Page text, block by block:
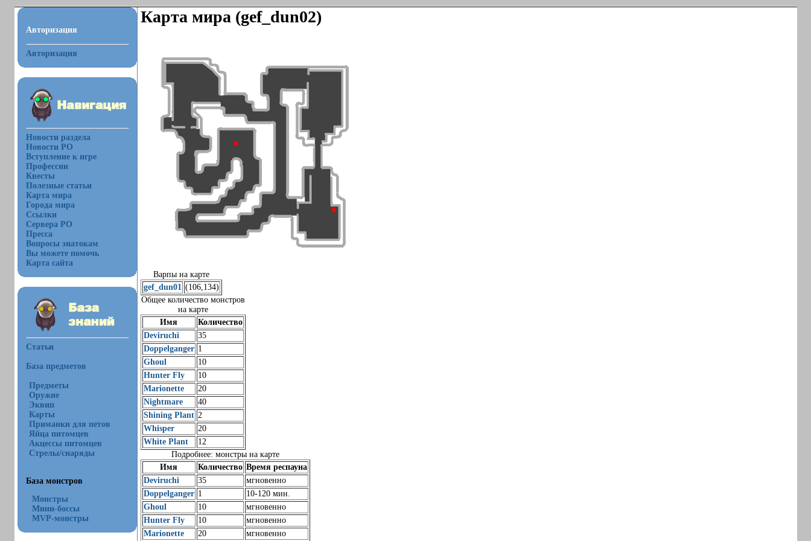
Авторизация
Авторизация
Новости раздела
Новости РО
Вступление к игре
Профессии
Квесты
Полезные статьи
Карта мира
Города мира
Ссылки
Сервера РО
Пресса
Вопросы знатокам
Вы можете помочь
Карта сайта
Статьи
База предметов
Предметы
Оружие
Эквип
Карты
Приманки для петов
Яйца питомцев
Акцессы питомцев
Стрелы/снаряды
База монстров
Монстры
Мини-боссы
MVP-монстры
Карта мира (gef_dun02)
Варпы на карте
gef_dun01 (106,134)
Общее количество монстров
на карте
Имя
Количество
Deviruchi
35
Doppelganger 1
Ghoul
10
Hunter Fly
10
Marionette
20
Nightmare
40
Shining Plant 2
Whisper
20
White Plant
12
Подробнее: монстры на карте
Имя
Количество Время респауна
Deviruchi
35
мгновенно
Doppelganger 1
10-120 мин.
Ghoul
10
мгновенно
Hunter Fly
10
мгновенно
Marionette
20 мгновенно